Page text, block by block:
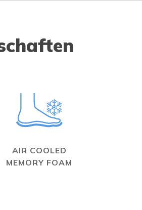
AIR COOLED
MEMORY FOAM